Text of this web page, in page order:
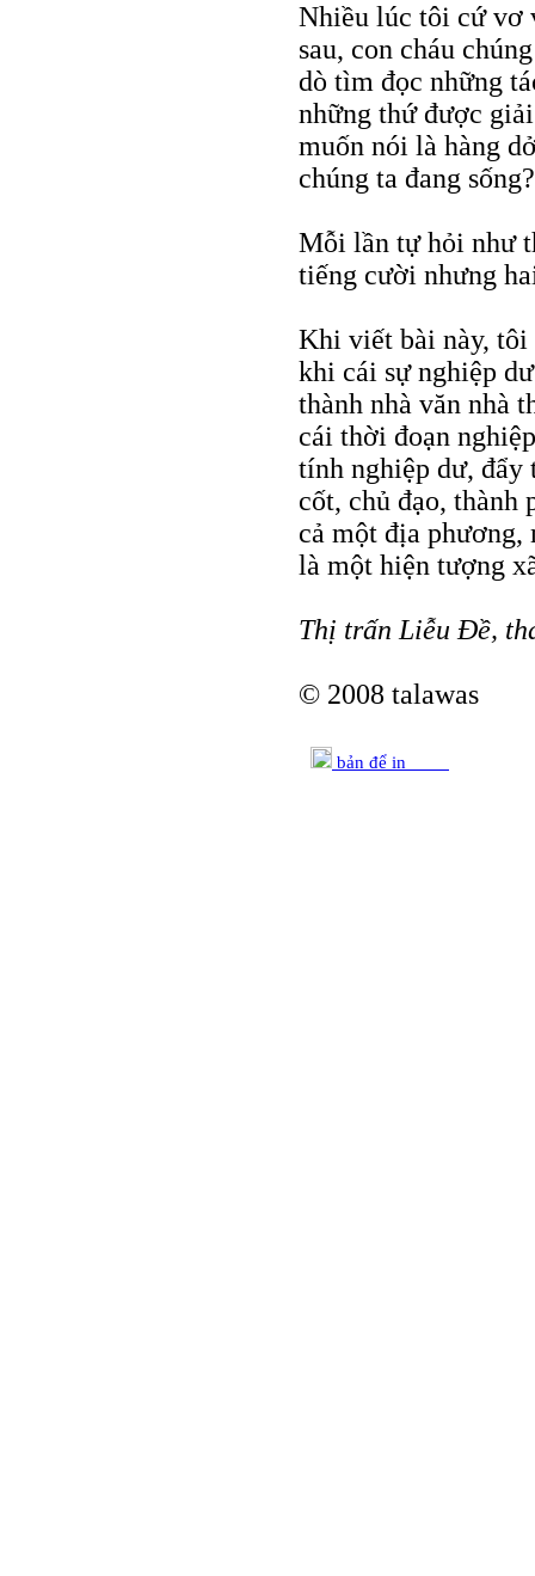
Nhiều lúc tôi cứ vơ
sau, con cháu
dò tìm đọc những
những thứ được
muốn nói là hàng
chúng ta đang sống?
Mỗi lần tự hỏi như
tiếng cười nhưng
Khi viết bài này, tôi
khi cái sự nghiệp
thành nhà văn nhà
cái thời đoạn
tính nghiệp dư,
cốt, chủ đạo, thành
cả một địa
là một hiện tượng
Thị trấn Liễu Ðề,
© 2008 talawas
bản để in